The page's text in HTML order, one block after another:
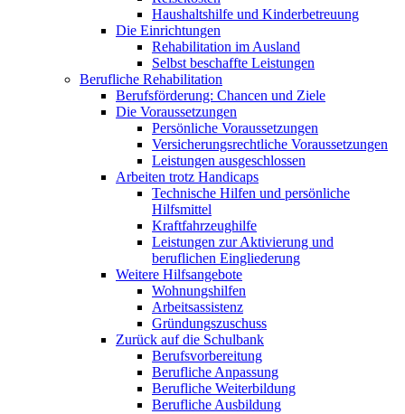
Haushaltshilfe und Kinderbetreuung
Die Einrichtungen
Rehabilitation im Ausland
Selbst beschaffte Leistungen
Berufliche Rehabilitation
Berufsförderung: Chancen und Ziele
Die Voraussetzungen
Persönliche Voraussetzungen
Versicherungsrechtliche Voraussetzungen
Leistungen ausgeschlossen
Arbeiten trotz Handicaps
Technische Hilfen und persönliche
Hilfsmittel
Kraftfahrzeughilfe
Leistungen zur Aktivierung und
beruflichen Eingliederung
Weitere Hilfsangebote
Wohnungshilfen
Arbeitsassistenz
Gründungszuschuss
Zurück auf die Schulbank
Berufsvorbereitung
Berufliche Anpassung
Berufliche Weiterbildung
Berufliche Ausbildung